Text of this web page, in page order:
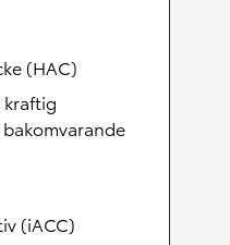
(HAC)
kraftig
(iACC)